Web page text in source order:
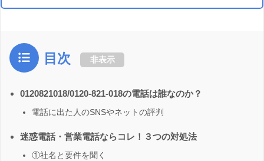
目次 非表示
0120821018/0120-821-018の電話は誰なのか？
電話に出た人のSNSやネットの評判
迷惑電話・営業電話ならコレ！３つの対処法
①社名と要件を聞く